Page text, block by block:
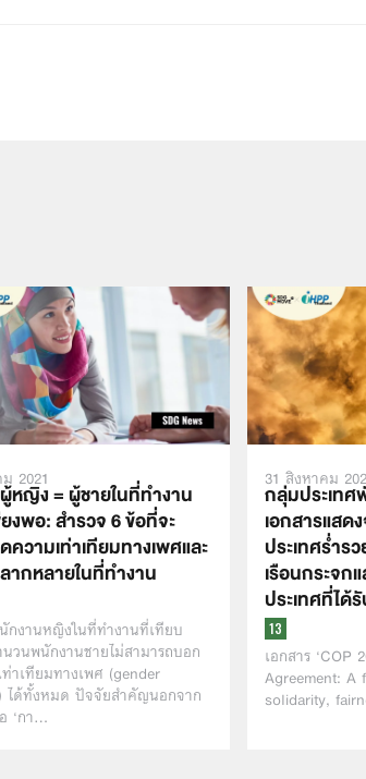
2021
หญิง = ผู้ชายในที่ทำงาน
งพอ: สำรวจ 6 ข้อที่จะ
ความเท่าเทียมทางเพศและ
ากหลายในที่ทำงาน
กงานหญิงในที่ทำงานที่เทียบ
วนพนักงานชายไม่สามารถบอก
าเทียมทางเพศ (gender
ได้ทั้งหมด ปัจจัยสำคัญนอกจาก
‘กา…
31 สิงหาคม
กลุ่มประเท
เอกสารแสด
ประเทศร่ำร
เรือนกระจก
ประเทศที่ได้
เอกสาร ‘COP
Agreement: A
solidarity,